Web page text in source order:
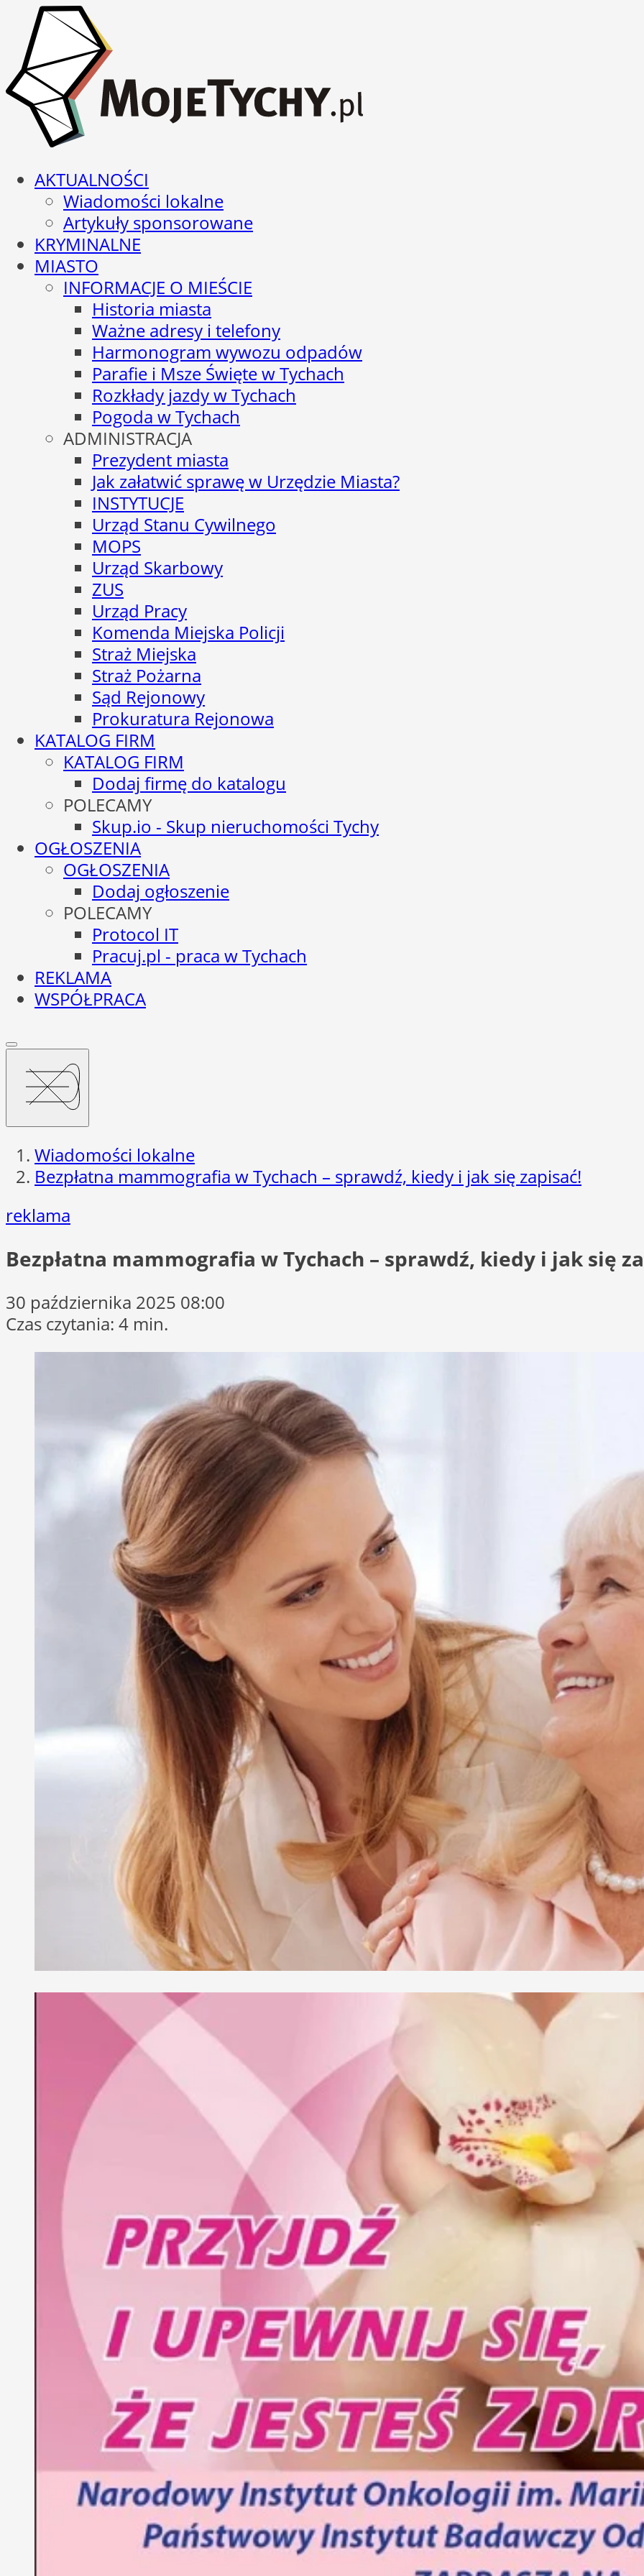
AKTUALNOŚCI
Wiadomości lokalne
Artykuły sponsorowane
KRYMINALNE
MIASTO
INFORMACJE O MIEŚCIE
Historia miasta
Ważne adresy i telefony
Harmonogram wywozu odpadów
Parafie i Msze Święte w Tychach
Rozkłady jazdy w Tychach
Pogoda w Tychach
ADMINISTRACJA
Prezydent miasta
Jak załatwić sprawę w Urzędzie Miasta?
INSTYTUCJE
Urząd Stanu Cywilnego
MOPS
Urząd Skarbowy
ZUS
Urząd Pracy
Komenda Miejska Policji
Straż Miejska
Straż Pożarna
Sąd Rejonowy
Prokuratura Rejonowa
KATALOG FIRM
KATALOG FIRM
Dodaj firmę do katalogu
POLECAMY
Skup.io - Skup nieruchomości Tychy
OGŁOSZENIA
OGŁOSZENIA
Dodaj ogłoszenie
POLECAMY
Protocol IT
Pracuj.pl - praca w Tychach
REKLAMA
WSPÓŁPRACA
Wiadomości lokalne
Bezpłatna mammografia w Tychach – sprawdź, kiedy i jak się zapisać!
reklama
Bezpłatna mammografia w Tychach – sprawdź, kiedy i jak się
30 października 2025 08:00
Czas czytania: 4 min.